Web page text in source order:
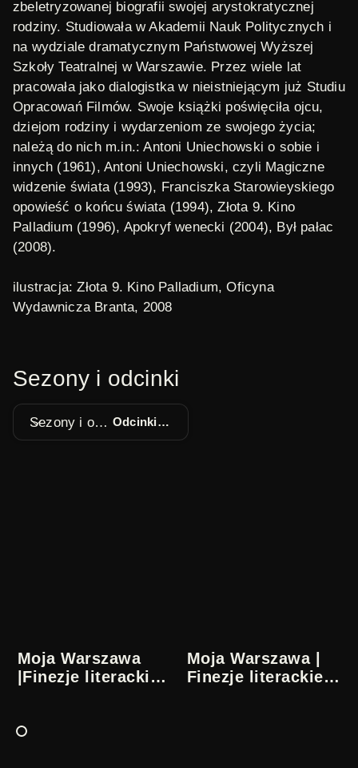
zbeletryzowanej biografii swojej arystokratycznej
rodziny. Studiowała w Akademii Nauk Politycznych i
na wydziale dramatycznym Państwowej Wyższej
Szkoły Teatralnej w Warszawie. Przez wiele lat
pracowała jako dialogistka w nieistniejącym już Studiu
Opracowań Filmów. Swoje książki poświęciła ojcu,
dziejom rodziny i wydarzeniom ze swojego życia;
należą do nich m.in.:Antoni Uniechowski o sobie i
innych (1961),Antoni Uniechowski, czyli Magiczne
widzenie świata(1993), Franciszka Starowieyskiego
opowieść o końcu świata (1994),Złota 9. Kino
Palladium (1996), Apokryf wenecki (2004), Był pałac
(2008).
ilustracja:Złota 9. Kino Palladium, Oficyna
Wydawnicza Branta, 2008
Sezony i odcinki
Sezony i odcinki Odcinki 1 - 5
Moja Warszawa
|Finezje literackie |
Moja Warszawa |
Finezje literackie |